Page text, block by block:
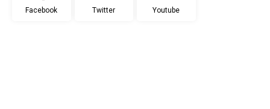
Facebook Twitter Youtube